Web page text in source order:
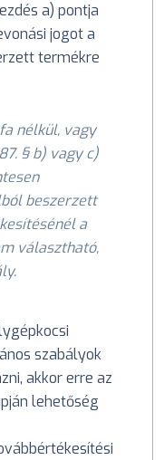
a) pontja
jogot a
termékre
nélkül, vagy
§ b) vagy c)
beszerzett
a
választható,
szabályok
akkor erre az
lehetőség